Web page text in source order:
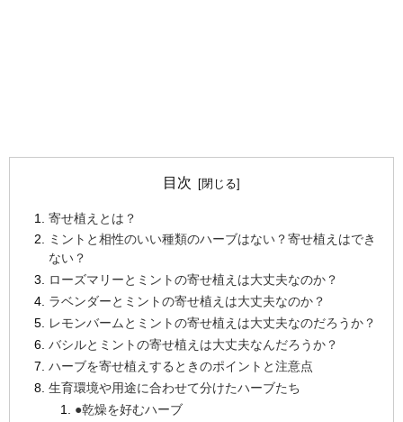
目次
寄せ植えとは？
ミントと相性のいい種類のハーブはない？寄せ植えはでき
ない？
ローズマリーとミントの寄せ植えは大丈夫なのか？
ラベンダーとミントの寄せ植えは大丈夫なのか？
レモンバームとミントの寄せ植えは大丈夫なのだろうか？
バシルとミントの寄せ植えは大丈夫なんだろうか？
ハーブを寄せ植えするときのポイントと注意点
生育環境や用途に合わせて分けたハーブたち
●乾燥を好むハーブ